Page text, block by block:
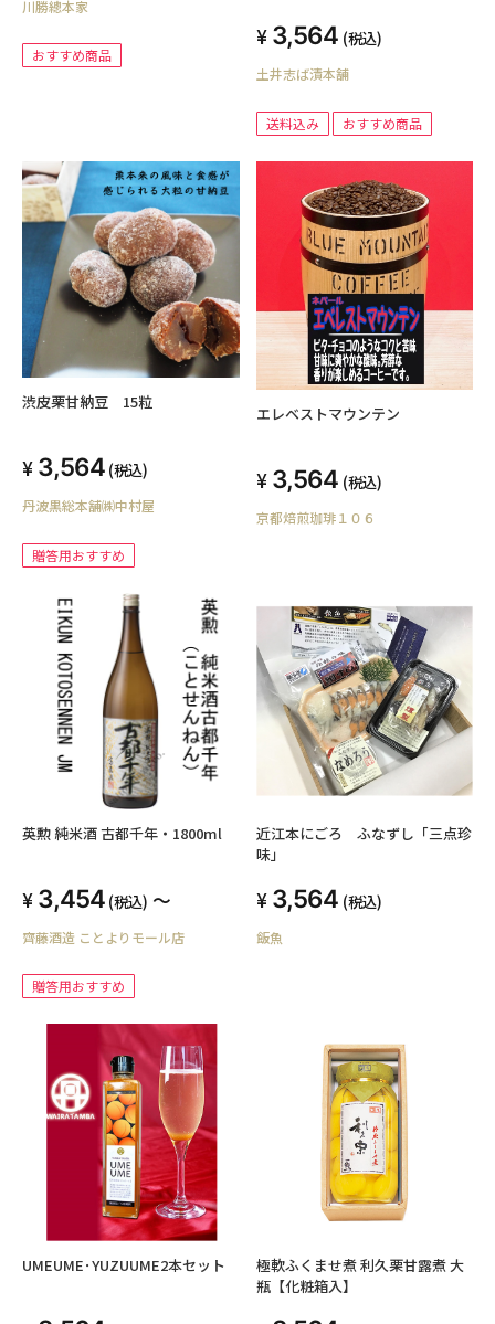
川勝總本家
おすすめ商品
3,564 (税込)
土井志ば漬本舗
送料込み おすすめ商品
渋皮栗甘納豆 15粒
3,564 (税込)
丹波黒総本舗㈱中村屋
贈答用おすすめ
エレベストマウンテン
3,564 (税込)
京都焙煎珈琲１０６
英勲 純米酒 古都千年・1800ml
3,454 (税込) ～
齊藤酒造 ことよりモール店
贈答用おすすめ
近江本にごろ ふなずし「三点珍
味」
3,564 (税込)
飯魚
UMEUME･YUZUUME2本セット
極軟ふくませ煮 利久栗甘露煮 大
瓶【化粧箱入】